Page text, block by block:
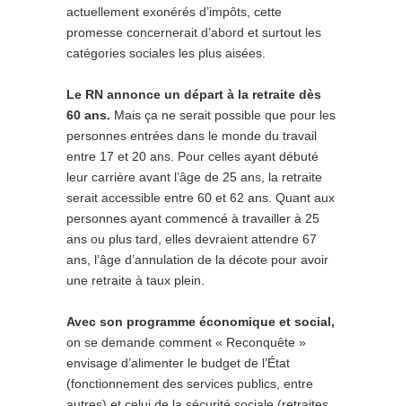
actuellement exonérés d’impôts, cette
promesse concernerait d’abord et surtout les
catégories sociales les plus aisées.
Le RN annonce un départ à la retraite dès
60 ans. Mais ça ne serait possible que pour les
personnes entrées dans le monde du travail
entre 17 et 20 ans. Pour celles ayant débuté
leur carrière avant l’âge de 25 ans, la retraite
serait accessible entre 60 et 62 ans. Quant aux
personnes ayant commencé à travailler à 25
ans ou plus tard, elles devraient attendre 67
ans, l’âge d’annulation de la décote pour avoir
une retraite à taux plein.
Avec son programme économique et social,
on se demande comment « Reconquête »
envisage d’alimenter le budget de l’État
(fonctionnement des services publics, entre